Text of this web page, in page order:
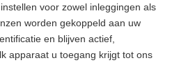
voor zowel inleggingen als
worden gekoppeld aan uw
en blijven actief,
apparaat u toegang krijgt tot ons